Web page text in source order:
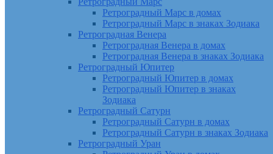
Ретроградный Марс в домах
Ретроградный Марс в знаках Зодиака
Ретроградная Венера
Ретроградная Венера в домах
Ретроградная Венера в знаках Зодиака
Ретроградный Юпитер
Ретроградный Юпитер в домах
Ретроградный Юпитер в знаках
Зодиака
Ретроградный Сатурн
Ретроградный Сатурн в домах
Ретроградный Сатурн в знаках Зодиака
Ретроградный Уран